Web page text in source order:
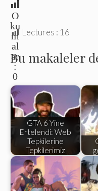
O
ku
m
al
ar
:
0
Lectures : 16
Bu makaleler
GTA 6 Yine
Ertelendi: Web
Tepkilerine
Tepkilerimiz